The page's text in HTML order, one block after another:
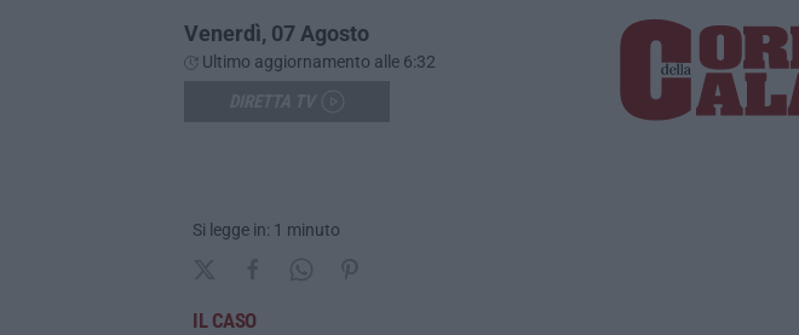
Venerdì, 07 Agosto
Ultimo aggiornamento alle 6:32
Si legge in: 1 minuto
IL CASO